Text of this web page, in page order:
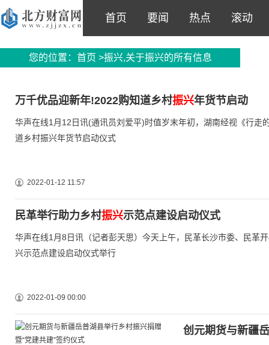
首页 要闻 热点 滚动
您的位置： 首页 >振兴,关于振兴的所有信息
万千优品迎新年!2022购知道乡村振兴年货节启动
华声在线1月12日讯(通讯员刘爱平)时值岁末年初，湖南经视《行走
道乡村振兴年货节启动仪式
2022-01-12 11:57
民革举行助力乡村振兴示范点建设启动仪式
华声在线1月8日讯（记者彭天思）今天上午，民革长沙市委、民革
兴示范点建设启动仪式举行
2022-01-09 00:00
创元期货与新疆